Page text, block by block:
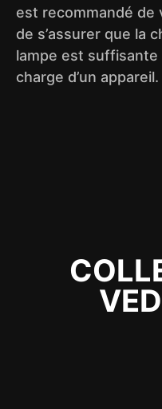
est recommandé de
de s’assurer que la
lampe est suffisante
charge d’un appareil.